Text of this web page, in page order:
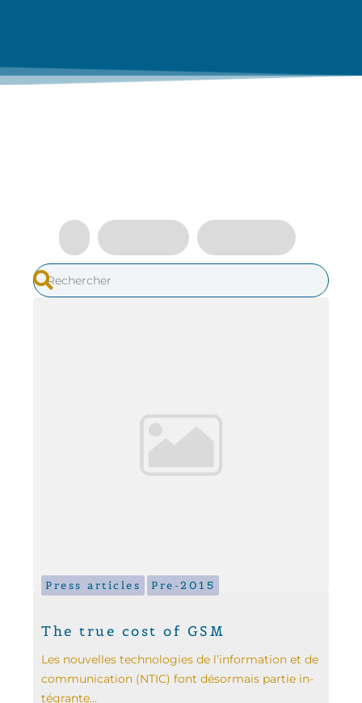
Press articles Pre-2015
The true cost of GSM
Les nouvelles technologies de l’information et de
communication (NTIC) font désormais partie in­
tégrante...